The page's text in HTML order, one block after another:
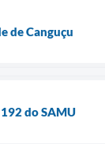
de Canguçu
do SAMU